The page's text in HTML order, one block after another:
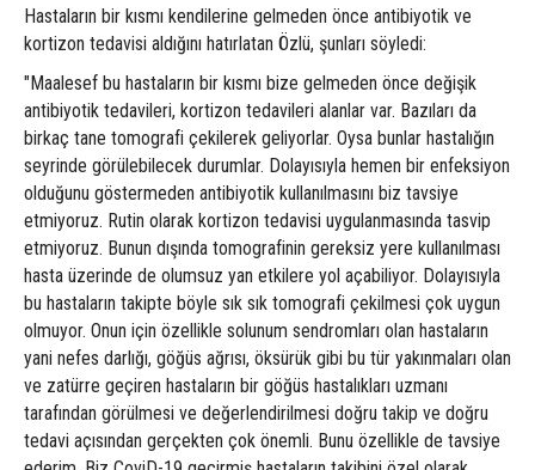
Hastaların bir kısmı kendilerine gelmeden önce antibiyotik ve
kortizon tedavisi aldığını hatırlatan Özlü, şunları söyledi:
"Maalesef bu hastaların bir kısmı bize gelmeden önce değişik
antibiyotik tedavileri, kortizon tedavileri alanlar var. Bazıları da
birkaç tane tomografi çekilerek geliyorlar. Oysa bunlar hastalığın
seyrinde görülebilecek durumlar. Dolayısıyla hemen bir enfeksiyon
olduğunu göstermeden antibiyotik kullanılmasını biz tavsiye
etmiyoruz. Rutin olarak kortizon tedavisi uygulanmasında tasvip
etmiyoruz. Bunun dışında tomografinin gereksiz yere kullanılması
hasta üzerinde de olumsuz yan etkilere yol açabiliyor. Dolayısıyla
bu hastaların takipte böyle sık sık tomografi çekilmesi çok uygun
olmuyor. Onun için özellikle solunum sendromları olan hastaların
yani nefes darlığı, göğüs ağrısı, öksürük gibi bu tür yakınmaları olan
ve zatürre geçiren hastaların bir göğüs hastalıkları uzmanı
tarafından görülmesi ve değerlendirilmesi doğru takip ve doğru
tedavi açısından gerçekten çok önemli. Bunu özellikle de tavsiye